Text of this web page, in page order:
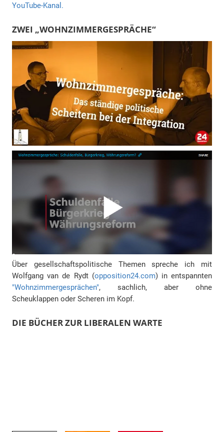
YouTube-Kanal.
ZWEI „WOHNZIMMERGESPRÄCHE“
Über gesellschaftspolitische Themen spreche ich mit
Wolfgang van de Rydt (opposition24.com) in entspannten
"Wohnzimmergesprächen", sachlich, aber ohne
Scheuklappen oder Scheren im Kopf.
DIE BÜCHER ZUR LIBERALEN WARTE